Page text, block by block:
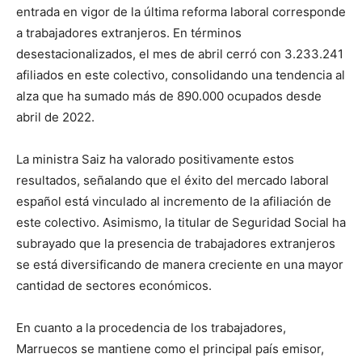
entrada en vigor de la última reforma laboral corresponde
a trabajadores extranjeros. En términos
desestacionalizados, el mes de abril cerró con 3.233.241
afiliados en este colectivo, consolidando una tendencia al
alza que ha sumado más de 890.000 ocupados desde
abril de 2022.
La ministra Saiz ha valorado positivamente estos
resultados, señalando que el éxito del mercado laboral
español está vinculado al incremento de la afiliación de
este colectivo. Asimismo, la titular de Seguridad Social ha
subrayado que la presencia de trabajadores extranjeros
se está diversificando de manera creciente en una mayor
cantidad de sectores económicos.
En cuanto a la procedencia de los trabajadores,
Marruecos se mantiene como el principal país emisor,